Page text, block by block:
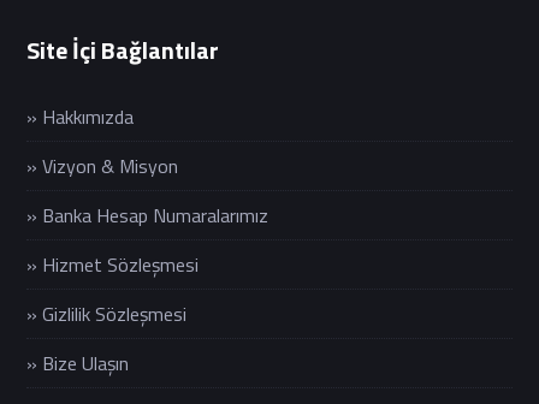
Site İçi Bağlantılar
» Hakkımızda
» Vizyon & Misyon
» Banka Hesap Numaralarımız
» Hizmet Sözleşmesi
» Gizlilik Sözleşmesi
» Bize Ulaşın